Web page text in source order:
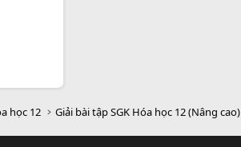
học 12 Giải bài tập SGK Hóa học 12 (Nâng cao)